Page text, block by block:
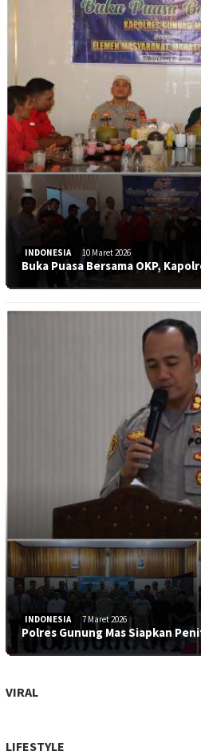
INDONESIA 10 Maret 2026
Buka Puasa Bersama OKP,
INDONESIA 7 Maret 2026
Polres Gunung Mas Siapkan
VIRAL
LIFESTYLE